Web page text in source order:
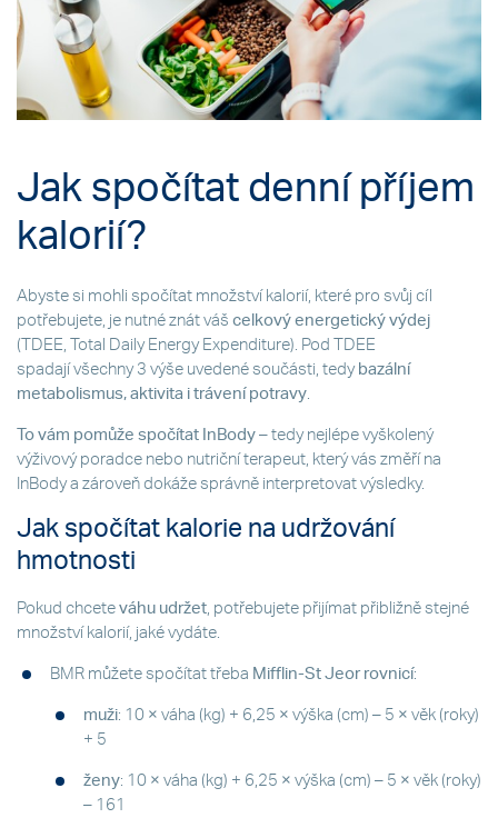
Jak spočítat denní příjem
kalorií?
Abyste si mohli spočítat množství kalorií, které pro svůj cíl
potřebujete, je nutné znát váš celkový energetický výdej
(TDEE, Total Daily Energy Expenditure). Pod TDEE
spadají všechny 3 výše uvedené součásti, tedy bazální
metabolismus, aktivita i trávení potravy.
To vám pomůže spočítat InBody – tedy nejlépe vyškolený
výživový poradce nebo nutriční terapeut, který vás změří na
InBody a zároveň dokáže správně interpretovat výsledky.
Jak spočítat kalorie na udržování
hmotnosti
Pokud chcete váhu udržet , potřebujete přijímat přibližně stejné
množství kalorií, jaké vydáte.
BMR můžete spočítat třeba Mifflin-St Jeor rovnicí:
muži: 10 × váha (kg) + 6,25 × výška (cm) – 5 × věk (roky)
+ 5
ženy: 10 × váha (kg) + 6,25 × výška (cm) – 5 × věk (roky)
– 161